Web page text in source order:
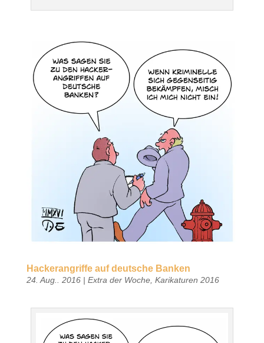
Hackerangriffe auf deutsche Banken
24. Aug.. 2016| Extra der Woche, Karikaturen 2016